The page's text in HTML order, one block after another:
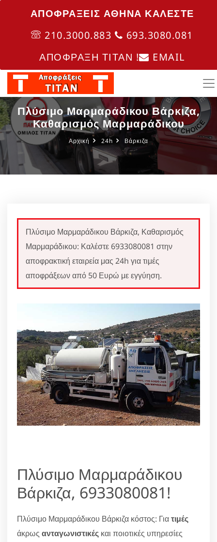
ΑΠΟΦΡΑΞΕΙΣ ΑΘΗΝΑ ΚΑΛΈΣΤΕ
210.3000.883
693.3080.081
ΑΠΟΦΡΑΞΗ ΤΙΤΑΝ !
EMAIL
Πλύσιμο Μαρμαράδικου Βάρκιζα,
Καθαρισμός Μαρμαράδικου
Αρχική 24h Βάρκιζα
Πλύσιμο Μαρμαράδικου Βάρκιζα, Καθαρισμός
Μαρμαράδικου: Καλέστε 6933080081 στην
αποφρακτική εταιρεία μας 24h για τιμές
αποφράξεων από 50 Ευρώ με εγγύηση.
Πλύσιμο Μαρμαράδικου
Βάρκιζα, 6933080081!
Πλύσιμο Μαρμαράδικου Βάρκιζα κόστος: Γιατιμές
άκρως ανταγωνιστικές και ποιοτικές υπηρεσίες